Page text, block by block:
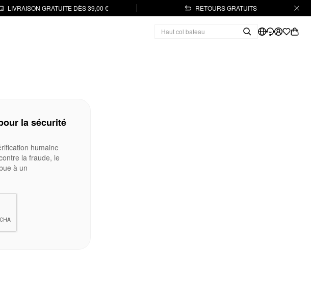
LIVRAISON GRATUITE DÈS 39,00 € RETOURS GRATUITS
la sécurité
humaine
la fraude, le
à un